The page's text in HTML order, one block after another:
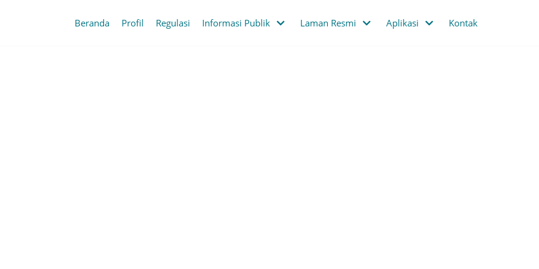
Beranda Profil Regulasi Informasi Publik Laman Resmi Aplikasi Kontak